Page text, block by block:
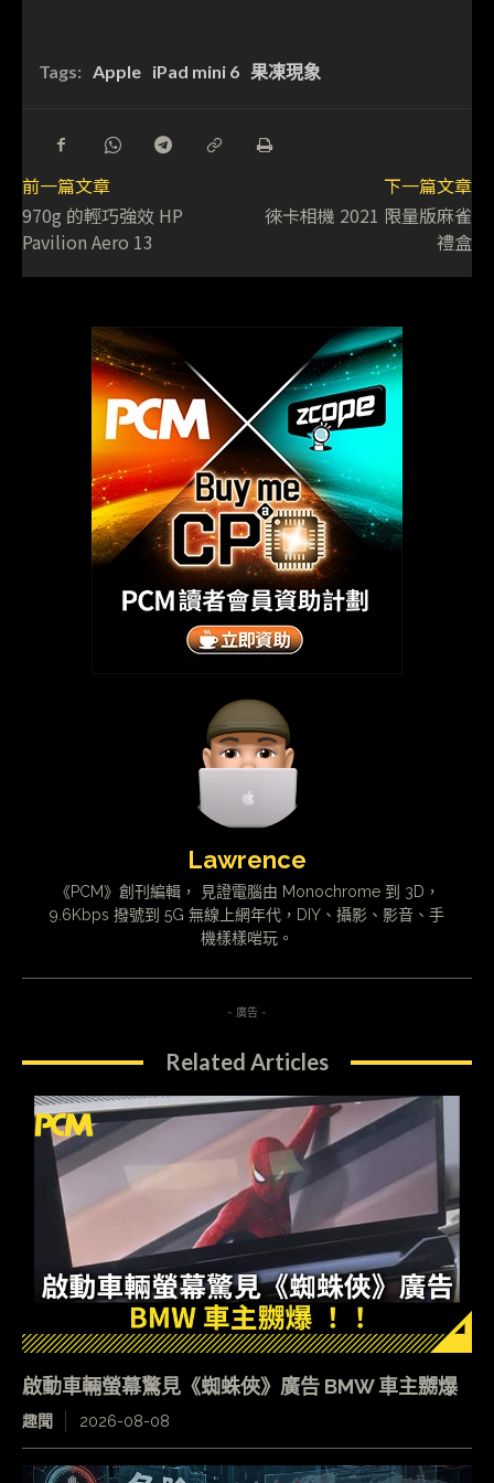
Tags: Apple iPad mini 6 果凍現象
前一篇文章
970g 的輕巧強效 HP
Pavilion Aero 13
下一篇文章
徠卡相機 2021 限量版麻雀
禮盒
Lawrence
《PCM》創刊編輯， 見證電腦由 Monochrome 到 3D，
9.6Kbps 撥號到 5G 無線上網年代，DIY、攝影、影音、手
機樣樣啱玩。
- 廣告 -
Related Articles
啟動車輛螢幕驚見《蜘蛛俠》廣告 BMW 車主嬲爆
趣聞 2026-08-08